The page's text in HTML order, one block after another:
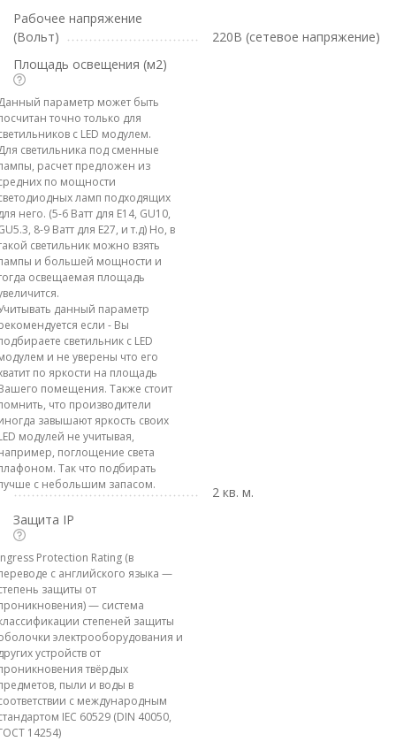
Рабочее напряжение
(Вольт)
220В (сетевое напряжение)
Площадь освещения (м2)
параметр может быть
точно только для
с LED модулем.
светильника под сменные
расчет предложен из
по мощности
ламп подходящих
него. (5-6 Ватт для E14, GU10,
8-9 Ватт для E27, и т.д) Но, в
светильник можно взять
и большей мощности и
освещаемая площадь
данный параметр
если - Вы
светильник с LED
и не уверены что его
по яркости на площадь
помещения. Также стоит
что производители
завышают яркость своих
модулей не учитывая,
поглощение света
Так что подбирать
с небольшим запасом.
2 кв. м.
Защита IP
Protection Rating (в
с английского языка —
защиты от
— система
степеней защиты
электрооборудования и
устройств от
твёрдых
пыли и воды в
с международным
IEC 60529 (DIN 40050,
14254)